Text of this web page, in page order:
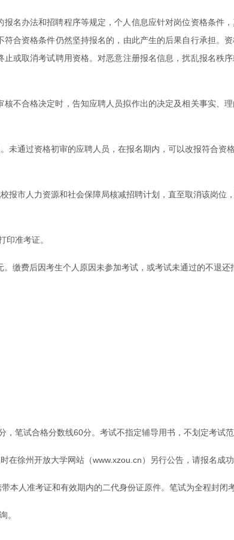
名办法和招聘程序等规定，个人信息应针对岗位资格条件
合资格条件仍然坚持报名的，由此产生的后果自行承担。
或取消考试聘用资格。对恶意注册报名信息，扰乱报名秩
不合格决定时，告知应聘人员拟作出的决定及相关事实、
通过资格初审的应聘人员，在报名期内，可以改报符合
市人力资源和社会保障局核减招聘计划，直至取消该岗位
准考证。
缴费后因考生个人原因未参加考试，或考试未通过的不退还
笔试合格分数线60分。考试不指定辅导用书，不划定考试
徐州开放大学网站（www.xzou.cn）另行公告，请报名成功
人准考证和有效期内的二代身份证原件。笔试为全程封闭
。